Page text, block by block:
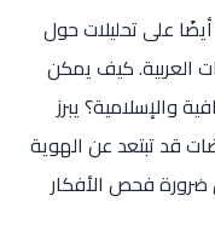
على تحليلات حول
العربية. كيف يمكن
والإسلامية؟ يبرز
قد تبتعد عن الهوية
ضرورة فحص الأفكار